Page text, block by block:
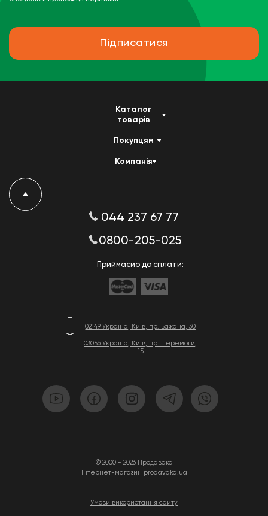
Підписатися
02149 Україна, Київ, пр. Бажана, 30
03056 Україна, Київ, пр. Перемоги,
15
© 2000 - 2026 Продавака
Інтернет-магазин prodavaka.ua
Умови використання сайту
Каталог
товарів
Покупцям
Компанія
044 237 67 77
0800-205-025
Приймаємо до сплати: